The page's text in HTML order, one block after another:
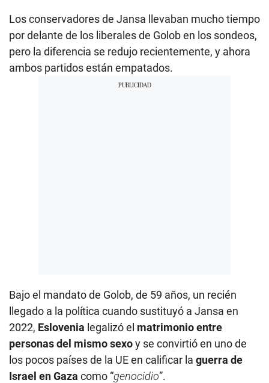
Los conservadores de Jansa llevaban mucho tiempo
por delante de los liberales de Golob en los sondeos,
pero la diferencia se redujo recientemente, y ahora
ambos partidos están empatados.
Bajo el mandato de Golob, de 59 años, un recién
llegado a la política cuando sustituyó a Jansa en
2022, Eslovenia legalizó el matrimonio entre
personas del mismo sexoy se convirtió en uno de
los pocos países de la UE en calificar la guerra de
Israel en Gaza como “genocidio”.